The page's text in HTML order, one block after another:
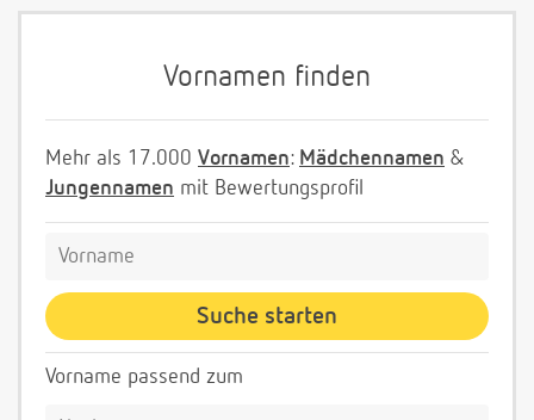
Vornamen finden
Mehr als 17.000 Vornamen: Mädchennamen &
Jungennamen mit Bewertungsprofil
Vorname passend zum